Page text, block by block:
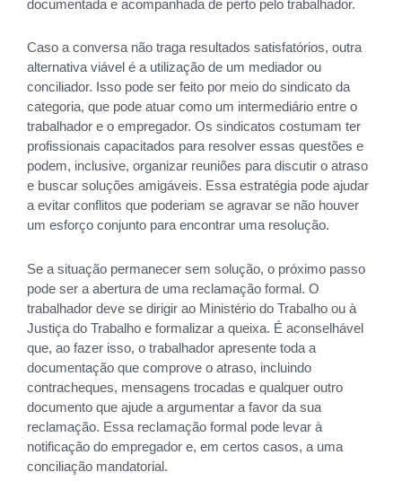
documentada e acompanhada de perto pelo trabalhador.
Caso a conversa não traga resultados satisfatórios, outra
alternativa viável é a utilização de um mediador ou
conciliador. Isso pode ser feito por meio do sindicato da
categoria, que pode atuar como um intermediário entre o
trabalhador e o empregador. Os sindicatos costumam ter
profissionais capacitados para resolver essas questões e
podem, inclusive, organizar reuniões para discutir o atraso
e buscar soluções amigáveis. Essa estratégia pode ajudar
a evitar conflitos que poderiam se agravar se não houver
um esforço conjunto para encontrar uma resolução.
Se a situação permanecer sem solução, o próximo passo
pode ser a abertura de uma reclamação formal. O
trabalhador deve se dirigir ao Ministério do Trabalho ou à
Justiça do Trabalho e formalizar a queixa. É aconselhável
que, ao fazer isso, o trabalhador apresente toda a
documentação que comprove o atraso, incluindo
contracheques, mensagens trocadas e qualquer outro
documento que ajude a argumentar a favor da sua
reclamação. Essa reclamação formal pode levar à
notificação do empregador e, em certos casos, a uma
conciliação mandatorial.